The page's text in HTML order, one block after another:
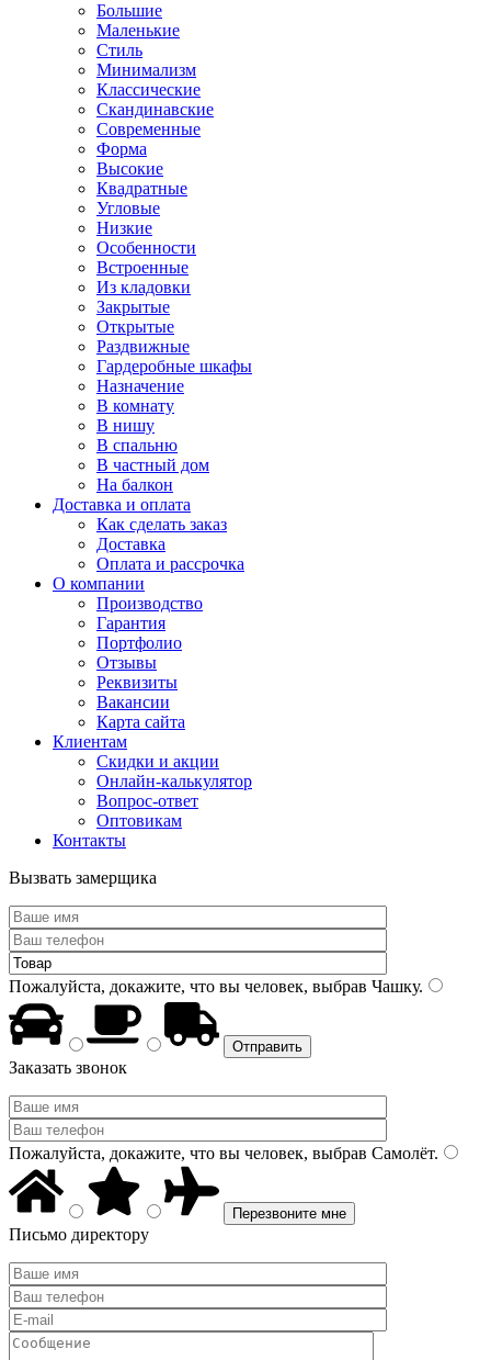
Большие
Маленькие
Стиль
Минимализм
Классические
Скандинавские
Современные
Форма
Высокие
Квадратные
Угловые
Низкие
Особенности
Встроенные
Из кладовки
Закрытые
Открытые
Раздвижные
Гардеробные шкафы
Назначение
В комнату
В нишу
В спальню
В частный дом
На балкон
Доставка и оплата
Как сделать заказ
Доставка
Оплата и рассрочка
О компании
Производство
Гарантия
Портфолио
Отзывы
Реквизиты
Вакансии
Карта сайта
Клиентам
Скидки и акции
Онлайн-калькулятор
Вопрос-ответ
Оптовикам
Контакты
Вызвать замерщика
Пожалуйста, докажите, что вы человек, выбрав Чашку.
Заказать звонок
Пожалуйста, докажите, что вы человек, выбрав Самолёт.
Письмо директору